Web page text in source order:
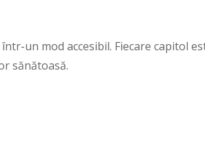
un mod accesibil. Fiecare capitol
sănătoasă.